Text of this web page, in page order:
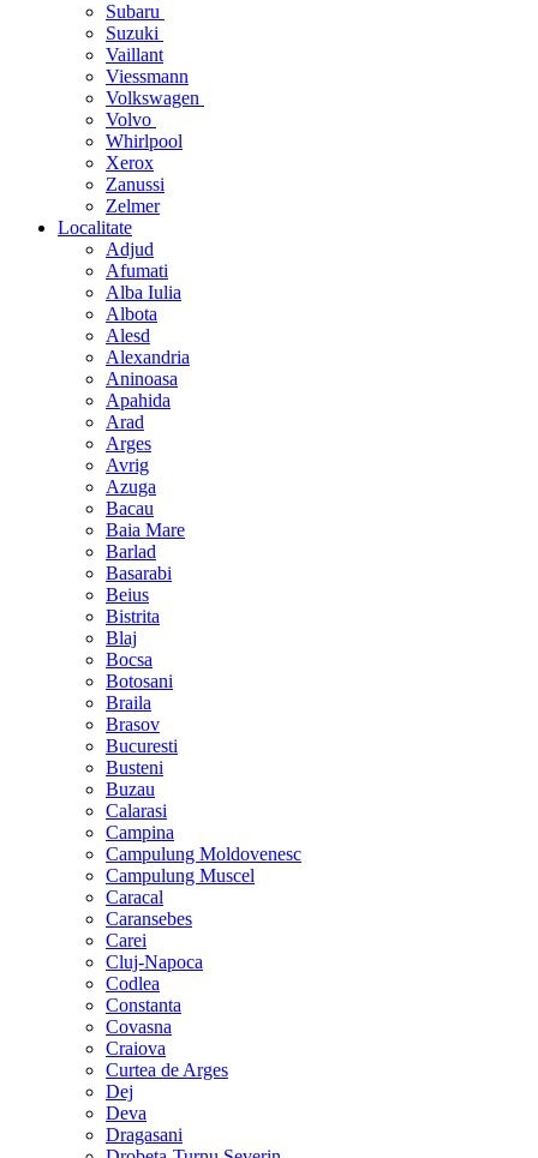
Subaru
Suzuki
Vaillant
Viessmann
Volkswagen
Volvo
Whirlpool
Xerox
Zanussi
Zelmer
Localitate
Adjud
Afumati
Alba Iulia
Albota
Alesd
Alexandria
Aninoasa
Apahida
Arad
Arges
Avrig
Azuga
Bacau
Baia Mare
Barlad
Basarabi
Beius
Bistrita
Blaj
Bocsa
Botosani
Braila
Brasov
Bucuresti
Busteni
Buzau
Calarasi
Campina
Campulung Moldovenesc
Campulung Muscel
Caracal
Caransebes
Carei
Cluj-Napoca
Codlea
Constanta
Covasna
Craiova
Curtea de Arges
Dej
Deva
Dragasani